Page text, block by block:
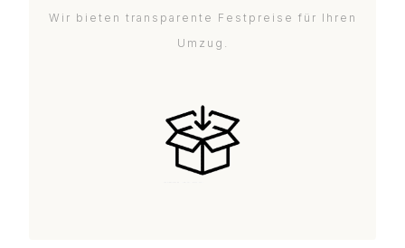
Wir bieten transparente Festpreise für Ihren
Umzug.